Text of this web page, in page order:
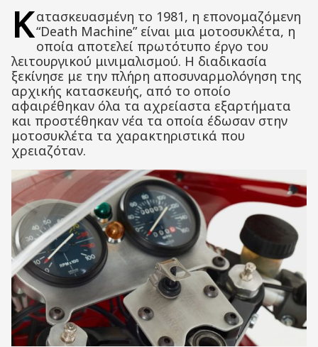
Κ ατασκευασμένη το 1981, η επονομαζόμενη
“Death Machine” είναι μια μοτοσυκλέτα, η
οποία αποτελεί πρωτότυπο έργο του
λειτουργικού μινιμαλισμού. Η διαδικασία
ξεκίνησε με την πλήρη αποσυναρμολόγηση της
αρχικής κατασκευής, από το οποίο
αφαιρέθηκαν όλα τα αχρείαστα εξαρτήματα
και προστέθηκαν νέα τα οποία έδωσαν στην
μοτοσυκλέτα τα χαρακτηριστικά που
χρειαζόταν.